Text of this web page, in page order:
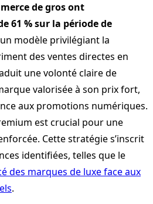
de gros ont
61 % sur la période de
modèle privilégiant la
des ventes directes en
une volonté claire de
valorisée à son prix fort,
aux promotions numériques.
est crucial pour une
Cette stratégie s’inscrit
identifiées, telles que le
des marques de luxe face aux
.